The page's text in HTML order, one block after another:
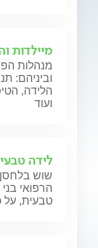
מיילדות
מנהלות
וביניהם:
הלידה,
ועוד
לידה
שוש
הרפואי
טבעית,